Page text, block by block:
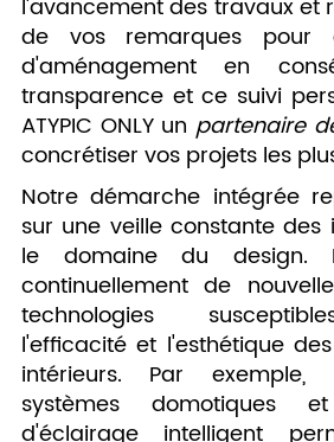
l'avancement des travaux et
de vos remarques pour
d'aménagement en
transparence et ce suivi
ATYPIC ONLY un partenaire
concrétiser vos projets les
Notre démarche intégrée
sur une veille constante des
le domaine du design.
continuellement de
technologies
l'efficacité et l'esthétique
intérieurs. Par exemple,
systèmes domotiques
d'éclairage intelligent